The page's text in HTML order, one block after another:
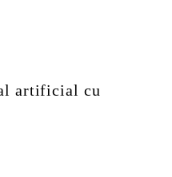
artificial cu